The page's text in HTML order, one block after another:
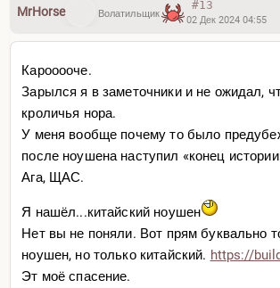
MrHorse Волатильщик
#13
02 Дек 2024 04:55
Карооооче.
Зарылся я в заметочники и не ожидал,
кроличья нора.
У меня вообще почему то было
после ноушена наступил «конец
Ага, ЩАС.
Я нашёл...китайский ноушен
Нет вы не поняли. Вот прям буквально
ноушен, но только китайский. https://
Эт моё спасение.